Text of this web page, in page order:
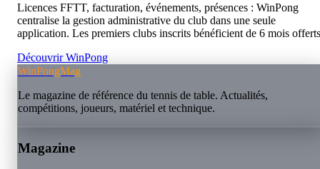
Licences FFTT, facturation, événements, présences : WinPong
centralise la gestion administrative du club dans une seule
application. Les premiers clubs inscrits bénéficient de 6 mois
Découvrir WinPong
WinPongMag
Le magazine de référence du tennis de table. Actualités,
compétitions, joueurs, matériel et technique.
Magazine